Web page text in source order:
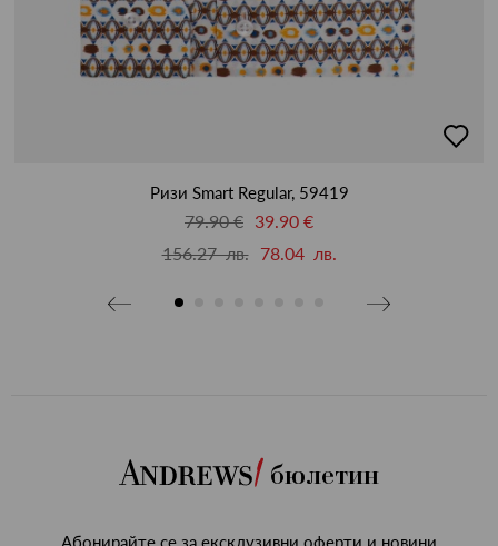
в
Ризи Smart Regular, 59419
79.90 € 39.90 €
156.27 лв.
78.04 лв.
бюлетин
Абонирайте се за ексклузивни оферти и новини